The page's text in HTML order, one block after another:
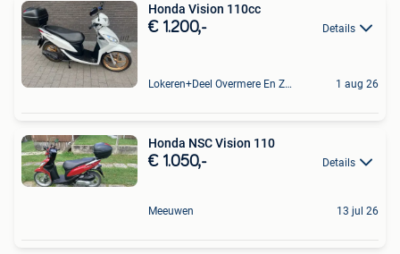
Honda Vision 110cc
€ 1.200,- Details
Lokeren+Deel Overmere En Zele 1 aug 26
Honda NSC Vision 110
€ 1.050,- Details
Meeuwen 13 jul 26